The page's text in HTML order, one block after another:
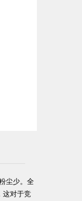
尘少。 全
这对于竞